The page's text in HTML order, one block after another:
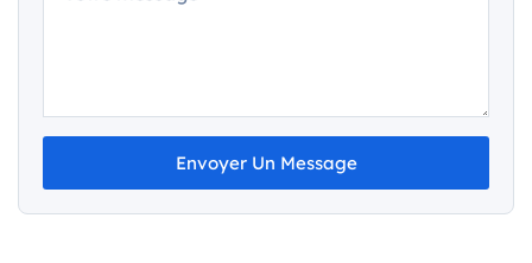
Envoyer Un Message